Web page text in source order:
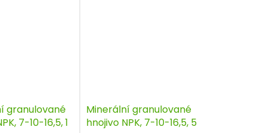
granulované
7-10-16,5, 1
Minerální granulované
hnojivo NPK, 7-10-16,5, 5